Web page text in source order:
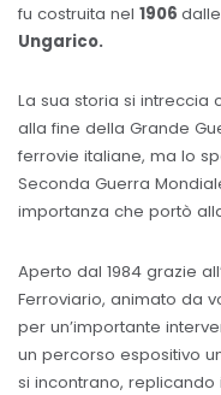
fu costruita nel 1906 dalle
Ungarico.
La sua storia si intreccia
alla fine della Grande
ferrovie italiane, ma lo
Seconda Guerra
importanza che portò
Aperto dal 1984 grazie
Ferroviario, animato da
per un’importante
un percorso espositivo
si incontrano, replicando